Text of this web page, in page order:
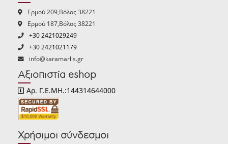
Ερμού 209,Βόλος 38221
Ερμού 187,Βόλος 38221
+30 2421029249
+30 2421021179
info@karamarlis.gr
Αξιοπιστία eshop
Αρ. Γ.Ε.ΜΗ.:144314644000
Χρήσιμοι σύνδεσμοι